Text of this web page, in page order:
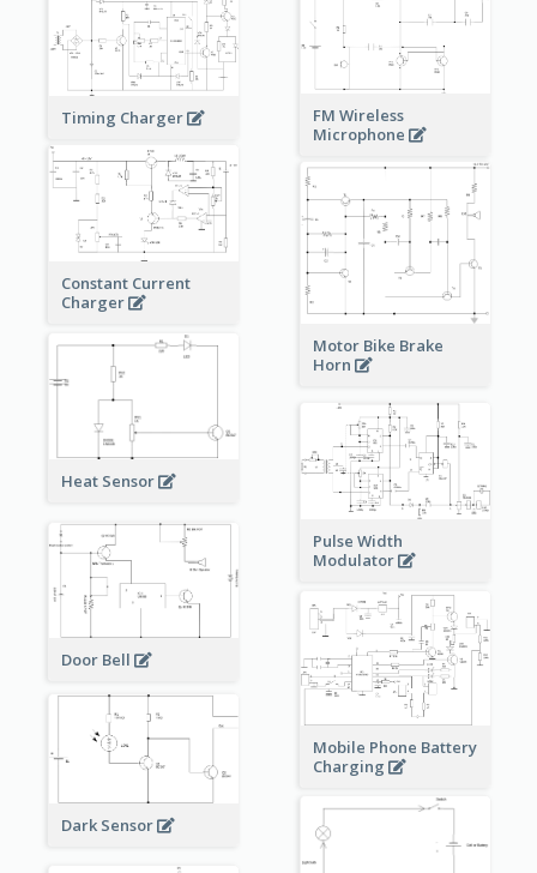
Timing Charger
FM Wireless
Microphone
Constant Current
Charger
Motor Bike Brake
Horn
Heat Sensor
Pulse Width
Modulator
Door Bell
Mobile Phone Battery
Charging
Dark Sensor